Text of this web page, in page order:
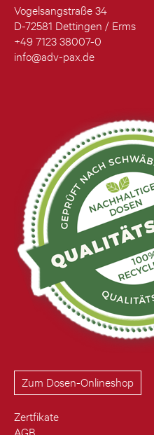
Vogelsangstraße 34
D-72581 Dettingen / Erms
+49 7123 38007-0
info@adv-pax.de
Zum Dosen-Onlineshop
Zertfikate
AGB